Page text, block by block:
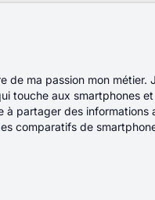
ma passion mon métier.
touche aux smartphones
partager des informations
comparatifs de